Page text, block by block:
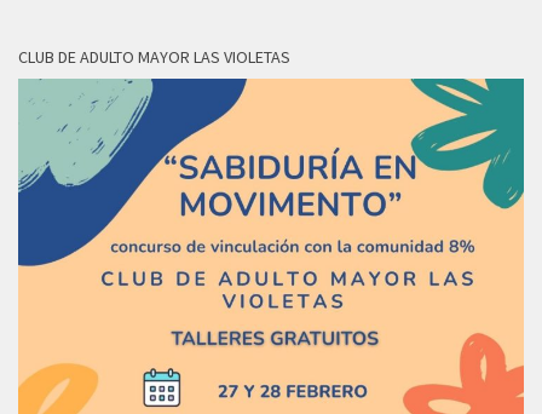
CLUB DE ADULTO MAYOR LAS VIOLETAS